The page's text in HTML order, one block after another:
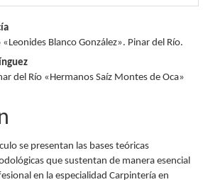
Blanco González». Pinar del Río.
del Río «Hermanos Saíz Montes de Oca»
se presentan las bases teóricas
que sustentan de manera esencial
en la especialidad Carpintería en